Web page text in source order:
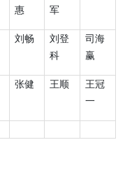
惠
军
刘畅
刘登
科
司海
赢
张健 王顺
王冠
一